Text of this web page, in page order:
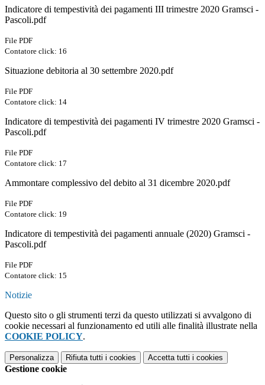
Indicatore di tempestività dei pagamenti III trimestre 2020 Gramsci -
Pascoli.pdf
File PDF
Contatore click: 16
Situazione debitoria al 30 settembre 2020.pdf
File PDF
Contatore click: 14
Indicatore di tempestività dei pagamenti IV trimestre 2020 Gramsci -
Pascoli.pdf
File PDF
Contatore click: 17
Ammontare complessivo del debito al 31 dicembre 2020.pdf
File PDF
Contatore click: 19
Indicatore di tempestività dei pagamenti annuale (2020) Gramsci -
Pascoli.pdf
File PDF
Contatore click: 15
Notizie
Questo sito o gli strumenti terzi da questo utilizzati si avvalgono di
cookie necessari al funzionamento ed utili alle finalità illustrate nella
COOKIE POLICY.
Personalizza Rifiuta tutti i cookies Accetta tutti i cookies
Gestione cookie